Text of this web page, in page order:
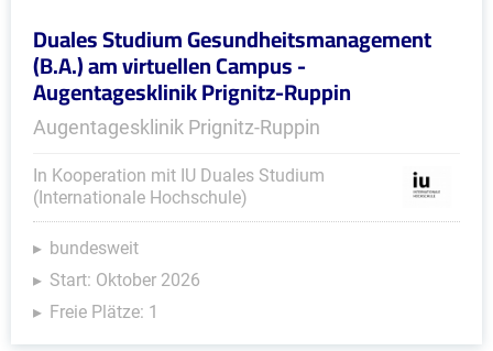
Duales Studium Gesundheitsmanagement
(B.A.) am virtuellen Campus -
Augentagesklinik Prignitz-Ruppin
Augentagesklinik Prignitz-Ruppin
In Kooperation mit IU Duales Studium
(Internationale Hochschule)
bundesweit
Start: Oktober 2026
Freie Plätze: 1